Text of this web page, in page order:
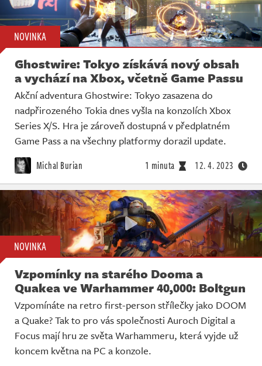
NOVINKA
Ghostwire: Tokyo získává nový obsah
a vychází na Xbox, včetně Game Passu
Akční adventura Ghostwire: Tokyo zasazena do
nadpřirozeného Tokia dnes vyšla na konzolích Xbox
Series X/S. Hra je zároveň dostupná v předplatném
Game Pass a na všechny platformy dorazil update.
Michal Burian 1 minuta 12. 4. 2023
NOVINKA
Vzpomínky na starého Dooma a
Quakea ve Warhammer 40,000: Boltgun
Vzpomínáte na retro first-person střílečky jako DOOM
a Quake? Tak to pro vás společnosti Auroch Digital a
Focus mají hru ze světa Warhammeru, která vyjde už
koncem května na PC a konzole.